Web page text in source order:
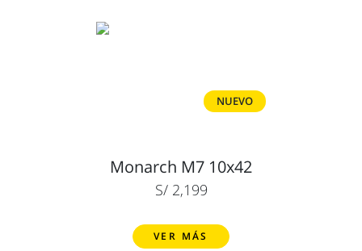
NUEVO
Monarch M7 10x42
S/ 2,199
VER MÁS